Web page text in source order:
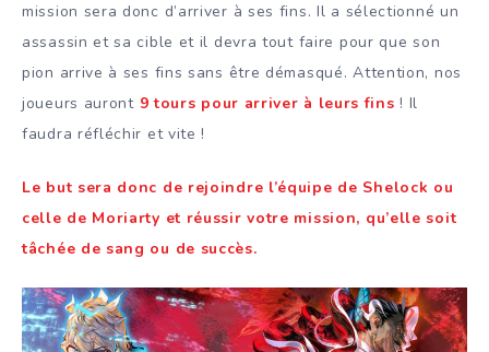
mission sera donc d’arriver à ses fins. Il a sélectionné un
assassin et sa cible et il devra tout faire pour que son
pion arrive à ses fins sans être démasqué. Attention, nos
joueurs auront 9 tours pour arriver à leurs fins! Il
faudra réfléchir et vite !
Le but sera donc de rejoindre l’équipe de Shelock ou
celle de Moriarty et réussir votre mission, qu’elle soit
tâchée de sang ou de succès.